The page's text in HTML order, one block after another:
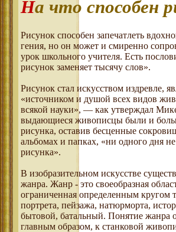
На что способен
Рисунок способен запечатлеть
гения, но он может и смиренно
урок школьного учителя. Есть
рисунок заменяет тысячу слов».
Рисунок стал искусством издревле,
«источником и душой всех видов
всякой науки», — как утверждал
выдающиеся живописцы были и
рисунка, оставив бесценные
альбомах и папках, «ни одного дня
рисунка».
В изобразительном искусстве
жанра. Жанр - это своеобразная
ограниченная определенным кругом
портрета, пейзажа, натюрморта,
бытовой, батальный. Понятие жанра
главным образом, к станковой